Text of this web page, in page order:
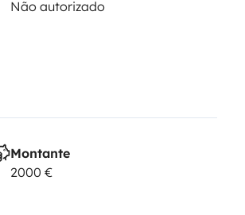
Não autorizado
Montante
2000 €